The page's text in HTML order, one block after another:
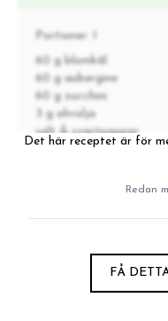
Portioner:
60 g blomkål
60 g aubergine
60 g zucchini
3 g olivolja
salt & svartpeppar
6 g färsk dill (alt 1-2 g
5 g pekannötter
Det här receptet är för
Redan
FÅ